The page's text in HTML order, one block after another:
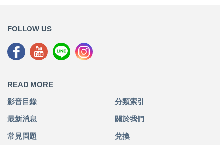
FOLLOW US
READ MORE
影音目錄 分類索引
最新消息 關於我們
常見問題 兌換